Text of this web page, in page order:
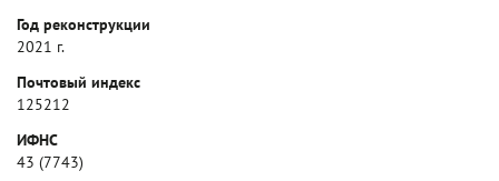
Год реконструкции
2021 г.
Почтовый индекс
125212
ИФНС
43 (7743)